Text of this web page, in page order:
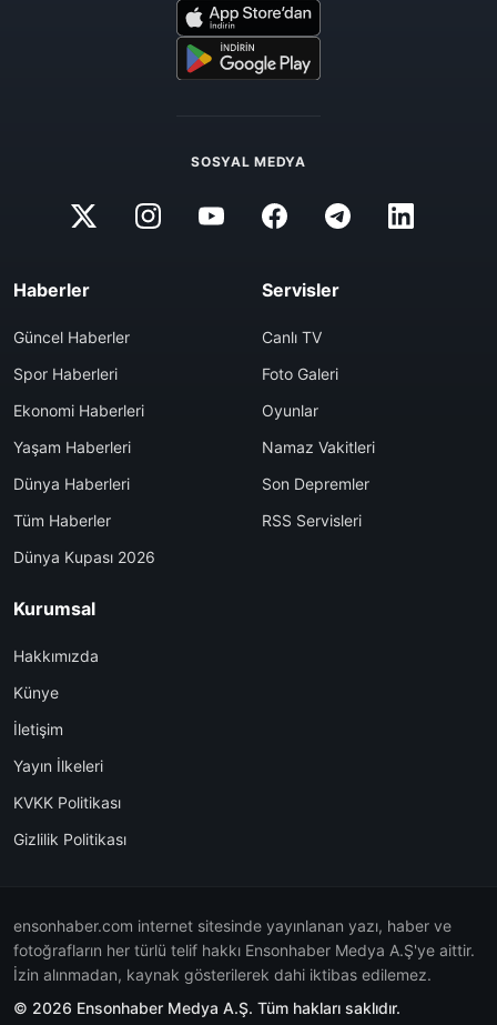
SOSYAL MEDYA
Haberler
Güncel Haberler
Spor Haberleri
Ekonomi Haberleri
Yaşam Haberleri
Dünya Haberleri
Tüm Haberler
Dünya Kupası 2026
Servisler
Canlı TV
Foto Galeri
Oyunlar
Namaz Vakitleri
Son Depremler
RSS Servisleri
Kurumsal
Hakkımızda
Künye
İletişim
Yayın İlkeleri
KVKK Politikası
Gizlilik Politikası
ensonhaber.com internet sitesinde yayınlanan yazı, haber ve
fotoğrafların her türlü telif hakkı Ensonhaber Medya A.Ş'ye aittir.
İzin alınmadan, kaynak gösterilerek dahi iktibas edilemez.
© 2026 Ensonhaber Medya A.Ş. Tüm hakları saklıdır.